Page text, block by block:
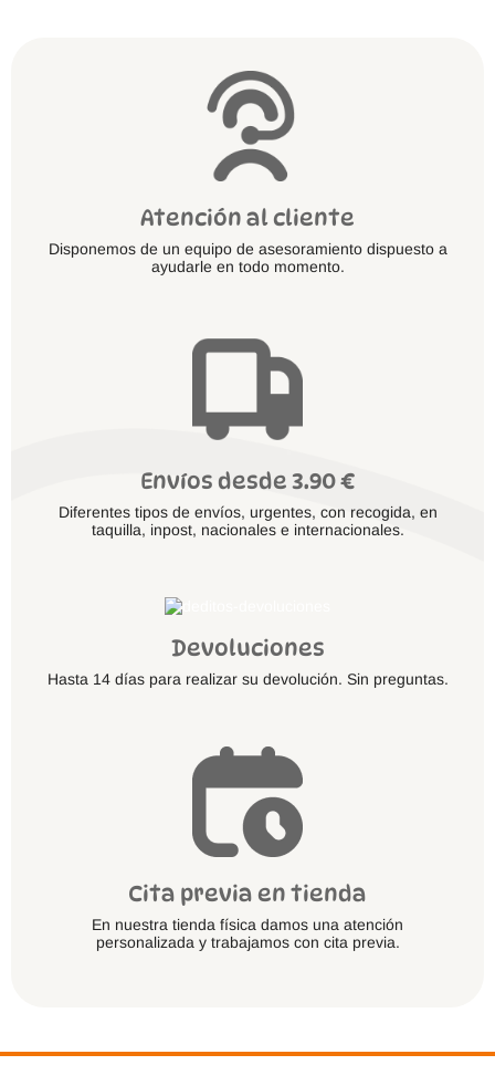
Atención al cliente
Disponemos de un equipo de asesoramiento dispuesto a
ayudarle en todo momento.
Envíos desde 3.90 €
Diferentes tipos de envíos, urgentes, con recogida, en
taquilla, inpost, nacionales e internacionales.
Devoluciones
Hasta 14 días para realizar su devolución. Sin preguntas.
Cita previa en tienda
En nuestra tienda física damos una atención
personalizada y trabajamos con cita previa.